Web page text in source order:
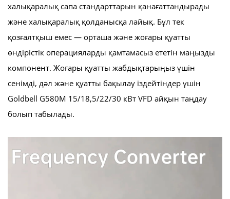
халықаралық сапа стандарттарын қанағаттандырады
және халықаралық қолданысқа лайық. Бұл тек
қозғалтқыш емес — орташа және жоғары қуатты
өндірістік операцияларды қамтамасыз ететін маңызды
компонент. Жоғары қуатты жабдықтарыңыз үшін
сенімді, дәл және қуатты бақылау іздейтіндер үшін
Goldbell G580M 15/18,5/22/30 кВт VFD айқын таңдау
болып табылады.